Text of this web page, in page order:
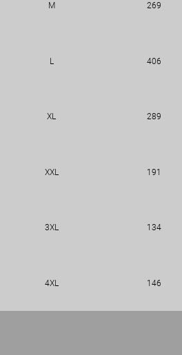
M 269
L 406
XL 289
XXL 191
3XL 134
4XL 146